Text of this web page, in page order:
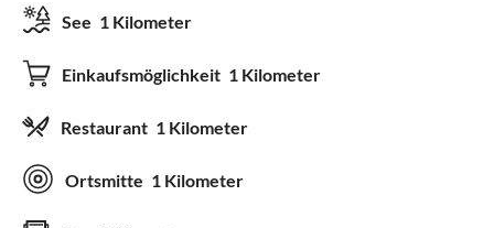
See 1 Kilometer
Einkaufsmöglichkeit 1 Kilometer
Restaurant 1 Kilometer
Ortsmitte 1 Kilometer